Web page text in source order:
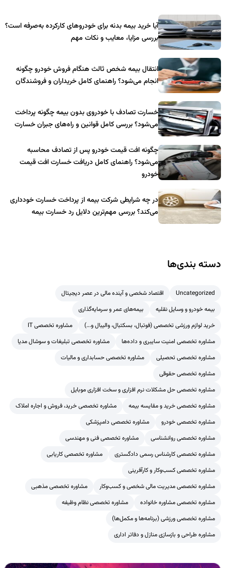
آیا خرید بیمه بدنه برای خودروهای کارکرده به‌صرفه است؟
بررسی مزایا، معایب و نکات مهم
انتقال بیمه شخص ثالث هنگام فروش خودرو چگونه
انجام می‌شود؟ راهنمای کامل خریداران و فروشندگان
خسارت تصادف با خودروی بدون بیمه چگونه پرداخت
می‌شود؟ بررسی کامل قوانین و راه‌های جبران خسارت
چگونه افت قیمت خودرو پس از تصادف محاسبه
می‌شود؟ راهنمای کامل دریافت خسارت افت قیمت
خودرو
در چه شرایطی شرکت بیمه از پرداخت خسارت خودداری
می‌کند؟ بررسی مهم‌ترین دلایل رد خسارت بیمه
دسته بندی‌ها
Uncategorized
اقتصاد شخصی و آینده مالی در عصر دیجیتال
بیمه خودرو و وسایل نقلیه
بیمه‌های عمر و سرمایه‌گذاری
خرید لوازم ورزشی تخصصی (فوتبال، بسکتبال، والیبال و...)
مشاوره تخصصی IT
مشاوره تخصصی امنیت سایبری و داده‌ها
مشاوره تخصصی تبلیغات و سوشال مدیا
مشاوره تخصصی تحصیلی
مشاوره تخصصی حسابداری و مالیات
مشاوره تخصصی حقوقی
مشاوره تخصصی حل مشکلات نرم افزاری و سخت افزاری موبایل
مشاوره تخصصی خرید و مقایسه بیمه
مشاوره تخصصی خرید، فروش و اجاره املاک
مشاوره تخصصی خودرو
مشاوره تخصصی دامپزشکی
مشاوره تخصصی روانشناسی
مشاوره تخصصی فنی و مهندسی
مشاوره تخصصی کارشناس رسمی دادگستری
مشاوره تخصصی کاریابی
مشاوره تخصصی کسب‌وکار و کارآفرینی
مشاوره تخصصی مدیریت مالی شخصی و کسب‌وکار
مشاوره تخصصی مذهبی
مشاوره تخصصی مشاوره خانواده
مشاوره تخصصی نظام وظیفه
مشاوره تخصصی ورزشی (برنامه‌ها و مکمل‌ها)
مشاوره طراحی و بازسازی منازل و دفاتر اداری